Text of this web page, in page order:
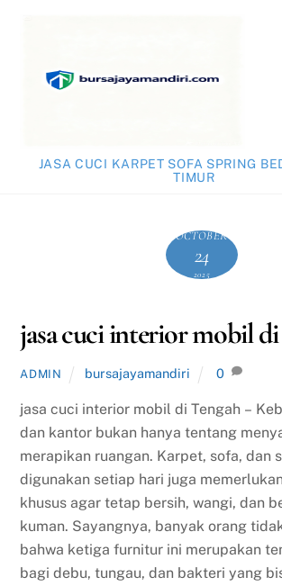
JASA CUCI KARPET SOFA SPRING
TIMUR
OCTOBER
24
2025
jasa cuci interior mobil di
ADMIN bursajayamandiri 0
jasa cuci interior mobil di Tengah –
dan kantor bukan hanya tentang
merapikan ruangan. Karpet, sofa, dan
digunakan setiap hari juga
khusus agar tetap bersih, wangi, dan
kuman. Sayangnya, banyak orang
bahwa ketiga furnitur ini merupakan
bagi debu, tungau, dan bakteri yang